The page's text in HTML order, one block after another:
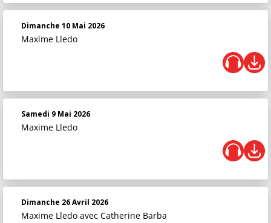
Dimanche 10 Mai 2026
Maxime Lledo
Samedi 9 Mai 2026
Maxime Lledo
Dimanche 26 Avril 2026
Maxime Lledo avec Catherine Barba